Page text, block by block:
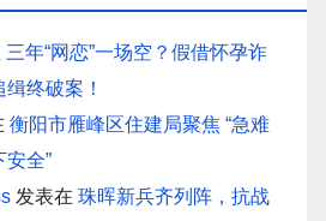
三年“网恋”一场空？假借怀孕诈
终破案！
衡阳市雁峰区住建局聚焦 “急难
安全”
发表在 珠晖新兵齐列阵，抗战